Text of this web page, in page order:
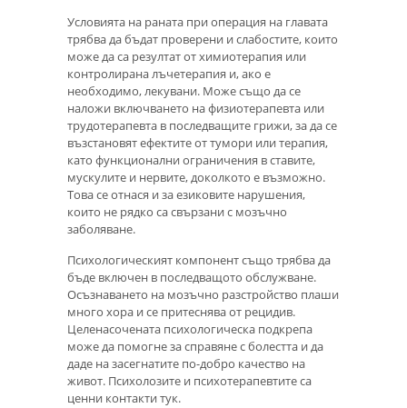
Условията на раната при операция на главата
трябва да бъдат проверени и слабостите, които
може да са резултат от химиотерапия или
контролирана лъчетерапия и, ако е
необходимо, лекувани. Може също да се
наложи включването на физиотерапевта или
трудотерапевта в последващите грижи, за да се
възстановят ефектите от тумори или терапия,
като функционални ограничения в ставите,
мускулите и нервите, доколкото е възможно.
Това се отнася и за езиковите нарушения,
които не рядко са свързани с мозъчно
заболяване.
Психологическият компонент също трябва да
бъде включен в последващото обслужване.
Осъзнаването на мозъчно разстройство плаши
много хора и се притеснява от рецидив.
Целенасочената психологическа подкрепа
може да помогне за справяне с болестта и да
даде на засегнатите по-добро качество на
живот. Психолозите и психотерапевтите са
ценни контакти тук.